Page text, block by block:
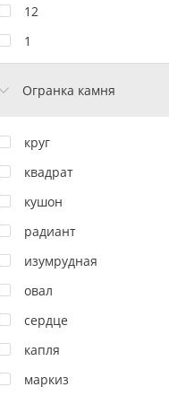
12
1
Огранка камня
круг
квадрат
кушон
радиант
изумрудная
овал
сердце
капля
маркиз